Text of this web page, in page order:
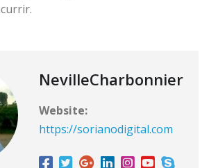
NevilleCharbonnier
Website:
https://sorianodigital.com